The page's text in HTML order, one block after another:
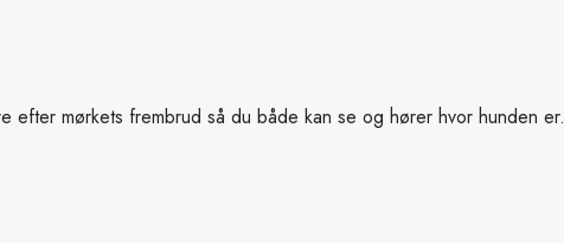
efter mørkets frembrud så du både kan se og hører hvor hunden er.